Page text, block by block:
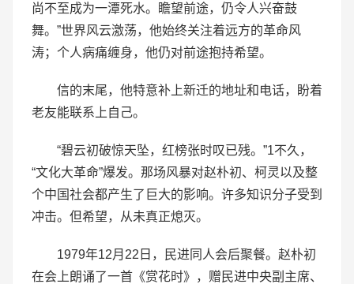
尚不至成为一潭死水。瞻望前途，仍令人兴奋鼓
舞。”世界风云激荡，他始终关注着远方的革命风
涛；个人病痛缠身，他仍对前途抱持希望。
信的末尾，他特意补上新迁的地址和电话，盼着
老友能联系上自己。
“碧云初破惊天坠，红榜张时叹已残。”1不久，
“文化大革命”爆发。那场风暴对赵朴初、柯灵以及整
个中国社会都产生了巨大的影响。许多知识分子受到
冲击。但希望，从未真正熄灭。
1979年12月22日，民进同人会后聚餐。赵朴初
在会上朗诵了一首《赏花时》，赠民进中央副主席、